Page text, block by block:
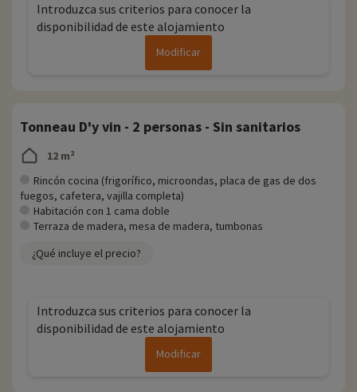
Introduzca sus criterios para conocer la
disponibilidad de este alojamiento
Modificar
Tonneau D'y vin - 2 personas - Sin sanitarios
12 m²
Rincón cocina (frigorífico, microondas, placa de gas de dos
fuegos, cafetera, vajilla completa)
Habitación con 1 cama doble
Terraza de madera, mesa de madera, tumbonas
¿Qué incluye el precio?
Introduzca sus criterios para conocer la
disponibilidad de este alojamiento
Modificar